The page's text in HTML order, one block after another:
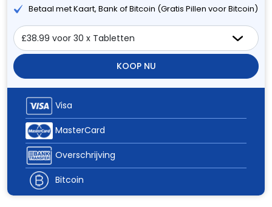
Betaal met Kaart, Bank of Bitcoin (Gratis Pillen voor Bitcoin)
KOOP NU
Visa
MasterCard
Overschrijving
Bitcoin